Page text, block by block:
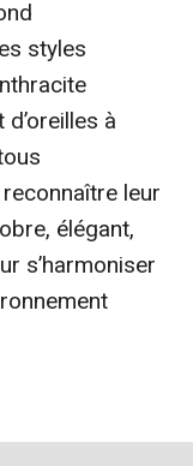
styles
à
leur
élégant,
s’harmoniser